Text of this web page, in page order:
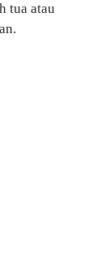
tua atau